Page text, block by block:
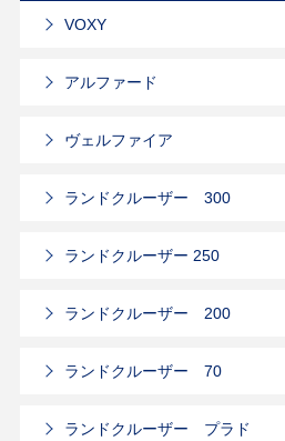
VOXY
アルファード
ヴェルファイア
ランドクルーザー 300
ランドクルーザー 250
ランドクルーザー 200
ランドクルーザー 70
ランドクルーザー プラド